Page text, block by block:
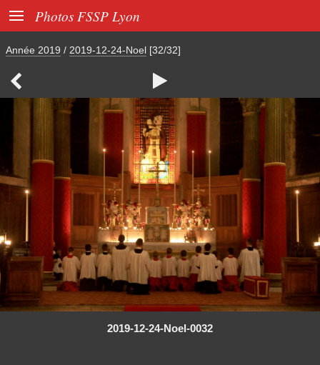
 Photos FSSP Lyon
Année 2019 / 2019-12-24-Noel [32/32]
 
2019-12-24-Noel-0032